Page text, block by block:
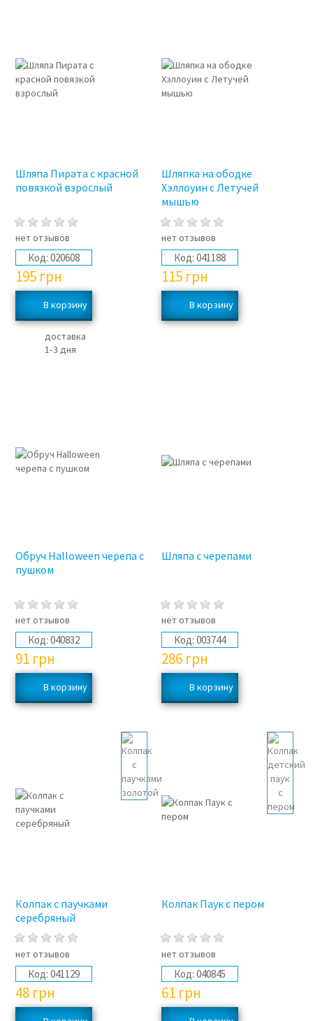
Шляпа Пирата с красной
повязкой взрослый
нет отзывов
Код: 020608
195 грн
доставка
1‑3 дня
Шляпка на ободке
Хэллоуин с Летучей
мышью
нет отзывов
Код: 041188
115 грн
Обруч Halloween черепа с
пушком
нет отзывов
Код: 040832
91 грн
Шляпа с черепами
нет отзывов
Код: 003744
286 грн
Колпак с паучками
серебряный
нет отзывов
Код: 041129
48 грн
Колпак Паук с пером
нет отзывов
Код: 040845
61 грн